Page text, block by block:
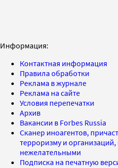
Информация:
Контактная информация
Правила обработки
Реклама в журнале
Реклама на сайте
Условия перепечатки
Архив
Вакансии в Forbes Russia
Сканер иноагентов,
терроризму и
нежелательными
Подписка на печатную